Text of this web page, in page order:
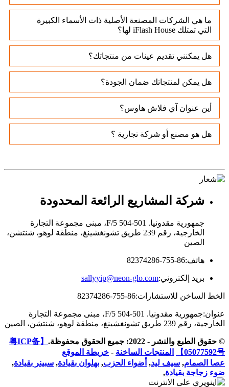
ما هي الشركات المصنعة الأصلية ذات الأسماء الكبيرة
التي تمتلك iFlash House لها؟
هل يمكنني تقديم عينات من منتجاتك؟
هل يمكن لمنتجاتك ضمان الجودة؟
أين عنوان آي فلاش هاوس؟
هل هو مصنع أو شركة تجارية ؟
شركة المشاريع الرائعة المحدودة
جمهورية مقدونيا. 501-504 5/F، مبنى مجموعة التجارة
الخارجية، رقم 239 طريق تشونغشينغ، منطقة لوهو، شنتشن،
الصين
هاتف:86-755-82374286
بريد إلكتروني:sallyyip@neon-glo.com
الخط الساخن للاستشارات:86-755-82374286
عنوان:
جمهورية مقدونيا. 501-504 5/F، مبنى مجموعة التجارة
الخارجية، رقم 239 طريق تشونغشينغ، منطقة لوهو، شنتشن، الصين
© حقوق الطبع والنشر - 2022: جميع الحقوق محفوظة.
【粤ICP备
05077592号】
المنتجات الساخنة - خريطة الموقع
عصا الصمام, سيف ليد, أضواء الحزب, بهلوان بقيادة, سبينر بقيادة,
ضوء زجاجة بقيادة,